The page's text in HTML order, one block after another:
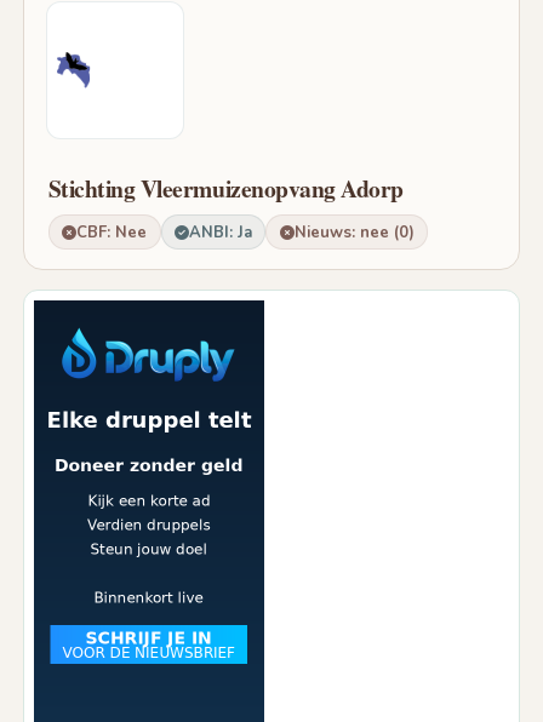
Stichting Vleermuizenopvang Adorp
CBF: Nee ANBI: Ja Nieuws: nee (0)